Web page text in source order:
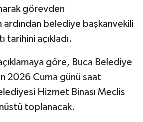
görevden
ardından belediye başkanvekili
tarihini açıkladı.
göre, Buca Belediye
2026 Cuma günü saat
Hizmet Binası Meclis
toplanacak.